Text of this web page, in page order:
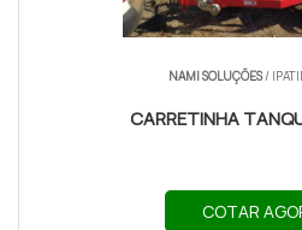
NAMI SOLUÇÕES/
CARRETINHA
COTAR